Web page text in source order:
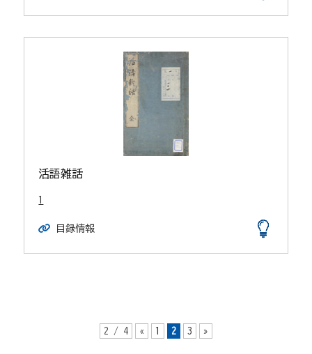
活語雑話
1
目録情報
2 / 4 « 1 2 3 »